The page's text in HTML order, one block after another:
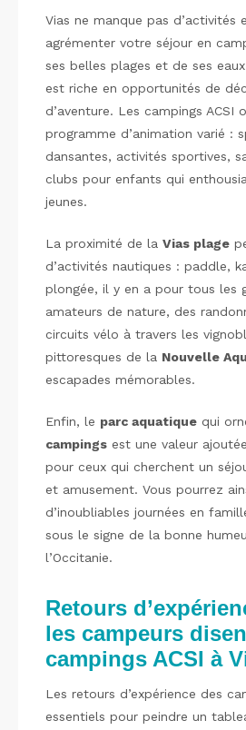
Vias ne manque pas d’activités
agrémenter votre séjour en
ses belles plages et de ses
est riche en opportunités de
d’aventure. Les campings ACSI
programme d’animation varié :
dansantes, activités sportives,
clubs pour enfants qui
jeunes.
La proximité de la Vias plage
d’activités nautiques : paddle,
plongée, il y en a pour tous les
amateurs de nature, des
circuits vélo à travers les
pittoresques de la Nouvelle
escapades mémorables.
Enfin, le parc aquatique qui
campings est une valeur
pour ceux qui cherchent un
et amusement. Vous pourrez
d’inoubliables journées en
sous le signe de la bonne
l’Occitanie.
Retours
les campeurs
campings ACSI à
Les retours d’expérience des
essentiels pour peindre un